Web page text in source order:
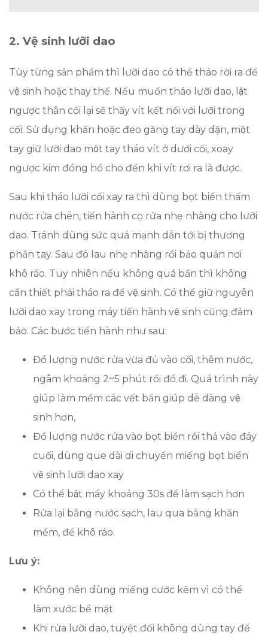
2. Vệ sinh lưỡi dao
Tùy từng sản phẩm thì lưỡi dao có thể tháo rời ra để
vệ sinh hoặc thay thế. Nếu muốn tháo lưỡi dao, lật
ngược thân cối lại sẽ thấy vít kết nối với lưỡi trong
cối. Sử dụng khăn hoặc đeo găng tay dày dặn, một
tay giữ lưỡi dao một tay tháo vít ở dưới cối, xoay
ngược kim đồng hồ cho đến khi vít rơi ra là được.
Sau khi tháo lưỡi cối xay ra thì dùng bọt biển thấm
nước rửa chén, tiến hành cọ rửa nhẹ nhàng cho lưỡi
dao. Tránh dùng sức quá mạnh dẫn tới bị thương
phần tay. Sau đó lau nhẹ nhàng rồi bảo quản nơi
khô ráo. Tuy nhiên nếu không quá bẩn thì không
cần thiết phải tháo ra để vệ sinh. Có thể giữ nguyên
lưỡi dao xay trong máy tiến hành vệ sinh cũng đảm
bảo. Các bước tiến hành như sau:
Đổ lượng nước rửa vừa đủ vào cối, thêm nước,
ngâm khoảng 2~5 phút rồi đổ đi. Quá trình này
giúp làm mềm các vết bẩn giúp dễ dàng vệ
sinh hơn,
Đổ lượng nước rửa vào bọt biển rồi thả vào đáy
cuối, dùng que dài di chuyển miếng bọt biển
vệ sinh lưỡi dao xay
Có thể bật máy khoảng 30s để làm sạch hơn
Rửa lại bằng nước sạch, lau qua bằng khăn
mềm, để khô ráo.
Lưu ý:
Không nên dùng miếng cước kẽm vì có thể
làm xước bề mặt
Khi rửa lưỡi dao, tuyệt đối không dùng tay để